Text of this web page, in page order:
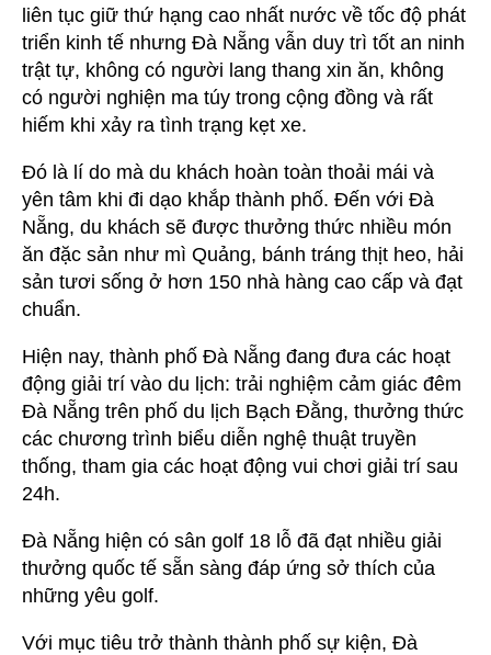
liên tục giữ thứ hạng cao nhất nước về tốc độ phát
triển kinh tế nhưng Đà Nẵng vẫn duy trì tốt an ninh
trật tự, không có người lang thang xin ăn, không
có người nghiện ma túy trong cộng đồng và rất
hiếm khi xảy ra tình trạng kẹt xe.
Đó là lí do mà du khách hoàn toàn thoải mái và
yên tâm khi đi dạo khắp thành phố. Đến với Đà
Nẵng, du khách sẽ được thưởng thức nhiều món
ăn đặc sản như mì Quảng, bánh tráng thịt heo, hải
sản tươi sống ở hơn 150 nhà hàng cao cấp và đạt
chuẩn.
Hiện nay, thành phố Đà Nẵng đang đưa các hoạt
động giải trí vào du lịch: trải nghiệm cảm giác đêm
Đà Nẵng trên phố du lịch Bạch Đằng, thưởng thức
các chương trình biểu diễn nghệ thuật truyền
thống, tham gia các hoạt động vui chơi giải trí sau
24h.
Đà Nẵng hiện có sân golf 18 lỗ đã đạt nhiều giải
thưởng quốc tế sẵn sàng đáp ứng sở thích của
những yêu golf.
Với mục tiêu trở thành thành phố sự kiện, Đà